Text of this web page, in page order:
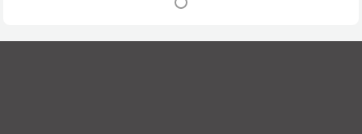
1990